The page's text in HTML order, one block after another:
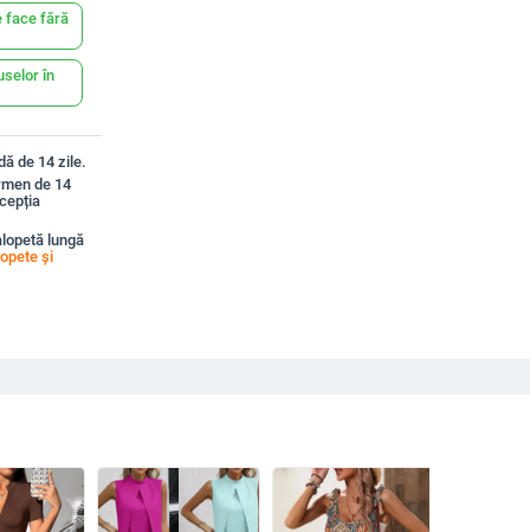
face fără
în
de 14 zile.
de 14
lungă
și